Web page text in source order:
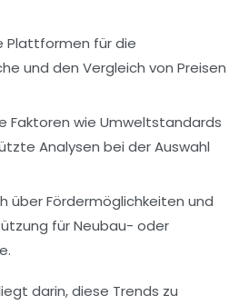
Plattformen für die
und den Vergleich von Preisen
Faktoren wie Umweltstandards
Analysen bei der Auswahl
überFördermöglichkeiten und
für Neubau- oder
darin, diese Trends zu